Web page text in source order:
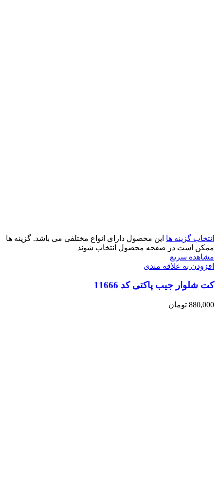
انتخاب گزینه ها این محصول دارای انواع مختلفی می باشد. گزینه ها
ممکن است در صفحه محصول انتخاب شوند
مشاهده سریع
افزودن به علاقه مندی
کت شلوار جیب پاکتی کد 11666
880,000 تومان